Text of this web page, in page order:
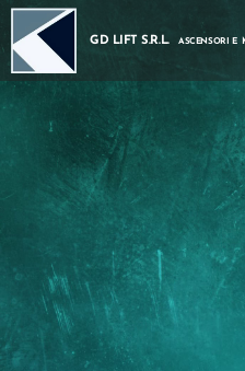
GD LIFT S.R.L. ASCENSORI E